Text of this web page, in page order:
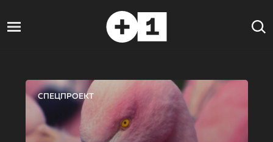
СПЕЦПРОЕКТ